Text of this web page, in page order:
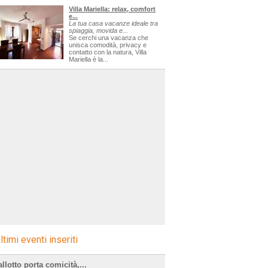
Villa Mariella: relax, comfort
e...
La tua casa vacanze ideale tra
spiaggia, movida e...
Se cerchi una vacanza che
unisca comodità, privacy e
contatto con la natura, Villa
Mariella è la...
eventi inseriti
porta comicità,...